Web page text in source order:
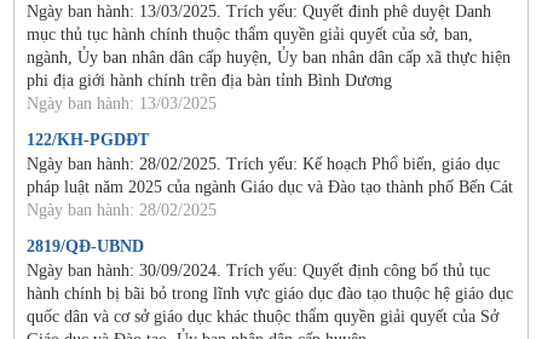
Ngày ban hành: 13/03/2025. Trích yếu: Quyết đinh phê duyệt Danh
mục thủ tục hành chính thuộc thẩm quyền giải quyết của sở, ban,
ngành, Ủy ban nhân dân cấp huyện, Ủy ban nhân dân cấp xã thực hiện
phi địa giới hành chính trên địa bàn tỉnh Bình Dương
Ngày ban hành: 13/03/2025
122/KH-PGDĐT
Ngày ban hành: 28/02/2025. Trích yếu: Kế hoạch Phổ biến, giáo dục
pháp luật năm 2025 của ngành Giáo dục và Đào tạo thành phố Bến Cát
Ngày ban hành: 28/02/2025
2819/QĐ-UBND
Ngày ban hành: 30/09/2024. Trích yếu: Quyết định công bố thủ tục
hành chính bị bãi bỏ trong lĩnh vực giáo dục đào tạo thuộc hệ giáo dục
quốc dân và cơ sở giáo dục khác thuộc thẩm quyền giải quyết của Sở